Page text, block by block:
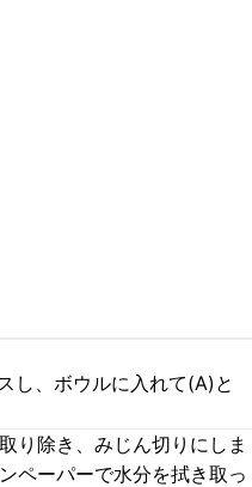
し、ボウルに入れて(A)と
り除き、みじん切りにしま
ペーパーで水分を拭き取っ